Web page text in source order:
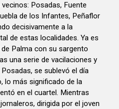
Posadas, Fuente
de los Infantes, Peñaflor
decisivamente a la
de estas localidades. Ya es
Palma con su sargento
una serie de vacilaciones y
se sublevó el día
lo más significado de la
en el cuartel. Mientras
dirigida por el joven